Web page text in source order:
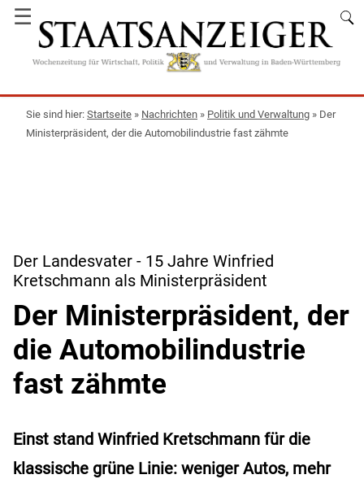
☰
Startseite » Nachrichten » Politik und Verwaltung » Der
Ministerpräsident, der die Automobilindustrie fast zähmte
Der Landesvater - 15 Jahre Winfried
Kretschmann als Ministerpräsident
Der Ministerpräsident, der
die Automobilindustrie
fast zähmte
Einst stand Winfried Kretschmann für die
klassische grüne Linie: weniger Autos, mehr